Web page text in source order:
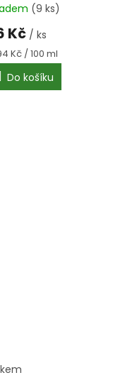
(9 ks)
Kč / ks
Kč / 100 ml
Do košíku